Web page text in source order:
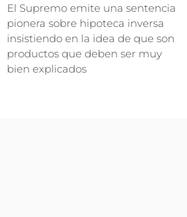
El Supremo emite una sentencia
pionera sobre hipoteca inversa
insistiendo en la idea de que son
productos que deben ser muy
bien explicados